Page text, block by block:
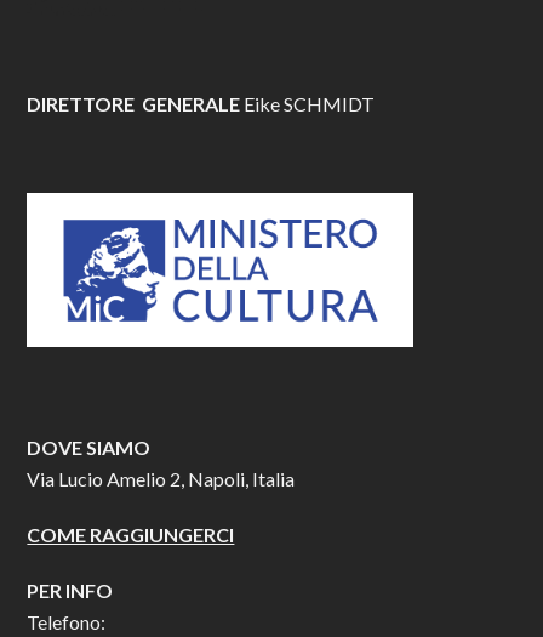
DIRETTORE GENERALE Eike SCHMIDT
DOVE SIAMO
Via Lucio Amelio 2, Napoli, Italia
COME RAGGIUNGERCI
PER INFO
Telefono: